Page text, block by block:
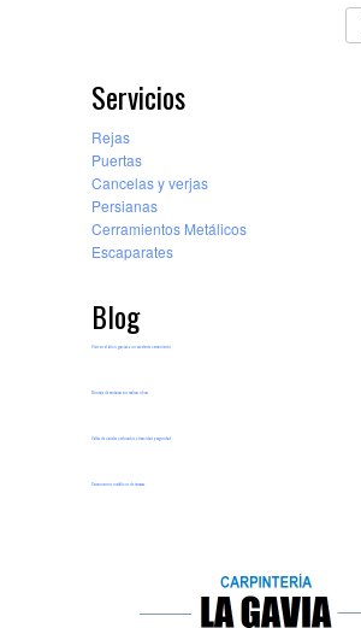
Servicios
Rejas
Puertas
Cancelas y verjas
Persianas
Cerramientos Metálicos
Escaparates
Blog
Vivir en el ático gracias a un excelente cerramiento
Montaje de ventanas sin realizar obras
Vallas de paneles perforados privacidad y seguridad
Cerramientos metálicos de terrazas